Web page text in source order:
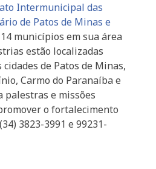
Intermunicipal das
de Patos de Minas e
municípios em sua área
estão localizadas
de Patos de Minas,
Carmo do Paranaíba e
palestras e missões
o fortalecimento
3823-3991 e 99231-